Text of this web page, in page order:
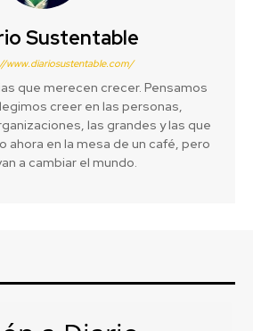
Sustentable
www.diariosustentable.com/
que merecen crecer. Pensamos
creer en las personas,
las grandes y las que
ahora en la mesa de un café, pero
a cambiar el mundo.